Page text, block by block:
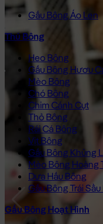
Gấu Bông Áo Len
Thú Bông
Heo Bông
Gấu Bông Hươu
Mèo Bông
Chó Bông
Chim Cánh Cụt
Thỏ Bông
Rái Cá Bông
Vịt Bông
Gấu Bông Khủng
Mèo Bông Hoàng
Dưa Hấu Bông
Gấu Bông Trái
Gấu Bông Hoạt Hình